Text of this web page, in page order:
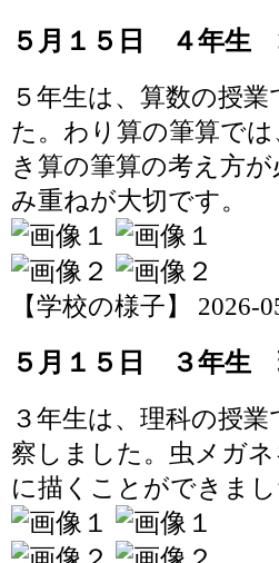
５月１５日 ４年生
５年生は、算数の授
た。わり算の筆算で
き算の筆算の考え方
み重ねが大切です。
【学校の様子】 2026-
５月１５日 ３年生
３年生は、理科の授
察しました。虫メガ
に描くことができま